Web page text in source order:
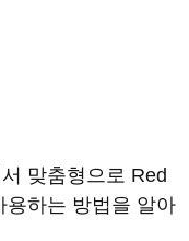
맞춤형으로 Red
용하는 방법을 알아